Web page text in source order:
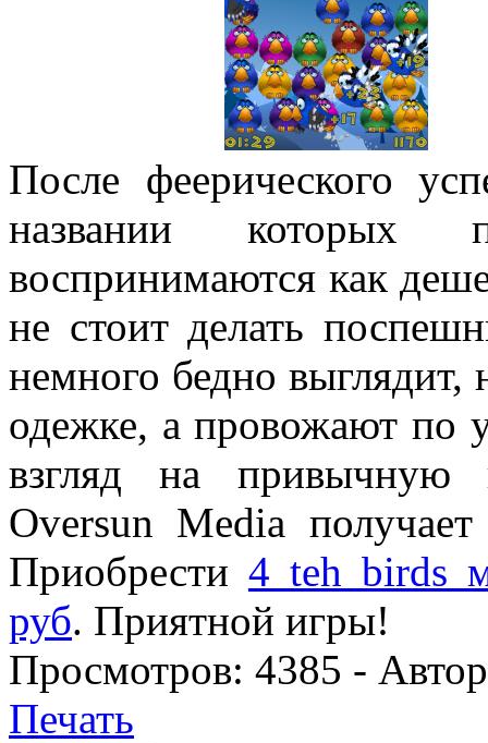
После феерического
названии которых
воспринимаются как
не стоит делать
немного бедно выглядит,
одежке, а провожают по
взгляд на привычную
Oversun Media
Приобрести 4 teh birds
руб. Приятной игры!
Просмотров: 4385 -
Печать